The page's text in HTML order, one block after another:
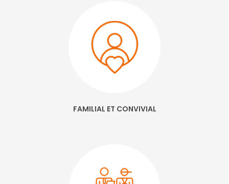
FAMILIAL ET CONVIVIAL